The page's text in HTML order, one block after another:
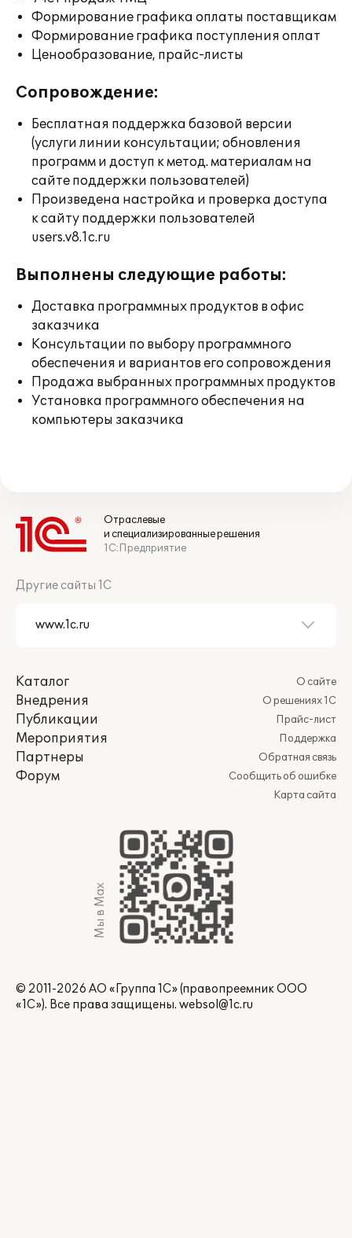
Формирование графика оплаты поставщикам
Формирование графика поступления оплат
Ценообразование, прайс-листы
Сопровождение:
Бесплатная поддержка базовой версии
(услуги линии консультации; обновления
программ и доступ к метод. материалам на
сайте поддержки пользователей)
Произведена настройка и проверка доступа
к сайту поддержки пользователей
users.v8.1c.ru
Выполнены следующие работы:
Доставка программных продуктов в офис
заказчика
Консультации по выбору программного
обеспечения и вариантов его сопровождения
Продажа выбранных программных продуктов
Установка программного обеспечения на
компьютеры заказчика
Отраслевые
и специализированные решения
1С:Предприятие
Другие сайты 1С
Каталог
Внедрения
Публикации
Мероприятия
Партнеры
Форум
О сайте
О решениях 1С
Прайс-лист
Поддержка
Обратная связь
Сообщить об ошибке
Карта сайта
Мы в Max
© 2011-2026 АО «Группа 1С» (правопреемник ООО
«1С»). Все права защищены. websol@1c.ru